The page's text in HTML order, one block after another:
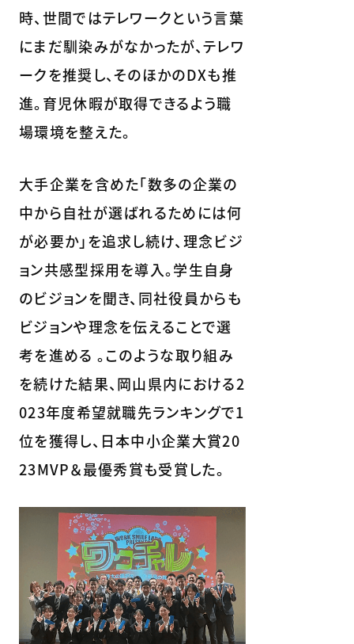
時、世間ではテレワークという言葉
にまだ馴染みがなかったが、テレワ
ークを推奨し、そのほかのDXも推
進。育児休暇が取得できるよう職
場環境を整えた。
大手企業を含めた「数多の企業の
中から自社が選ばれるためには何
が必要か」を追求し続け、理念ビジ
ョン共感型採用を導入。学生自身
のビジョンを聞き、同社役員からも
ビジョンや理念を伝えることで選
考を進める 。このような取り組み
を続けた結果、岡山県内における2
023年度希望就職先ランキングで1
位を獲得し、日本中小企業大賞20
23MVP＆最優秀賞も受賞した。